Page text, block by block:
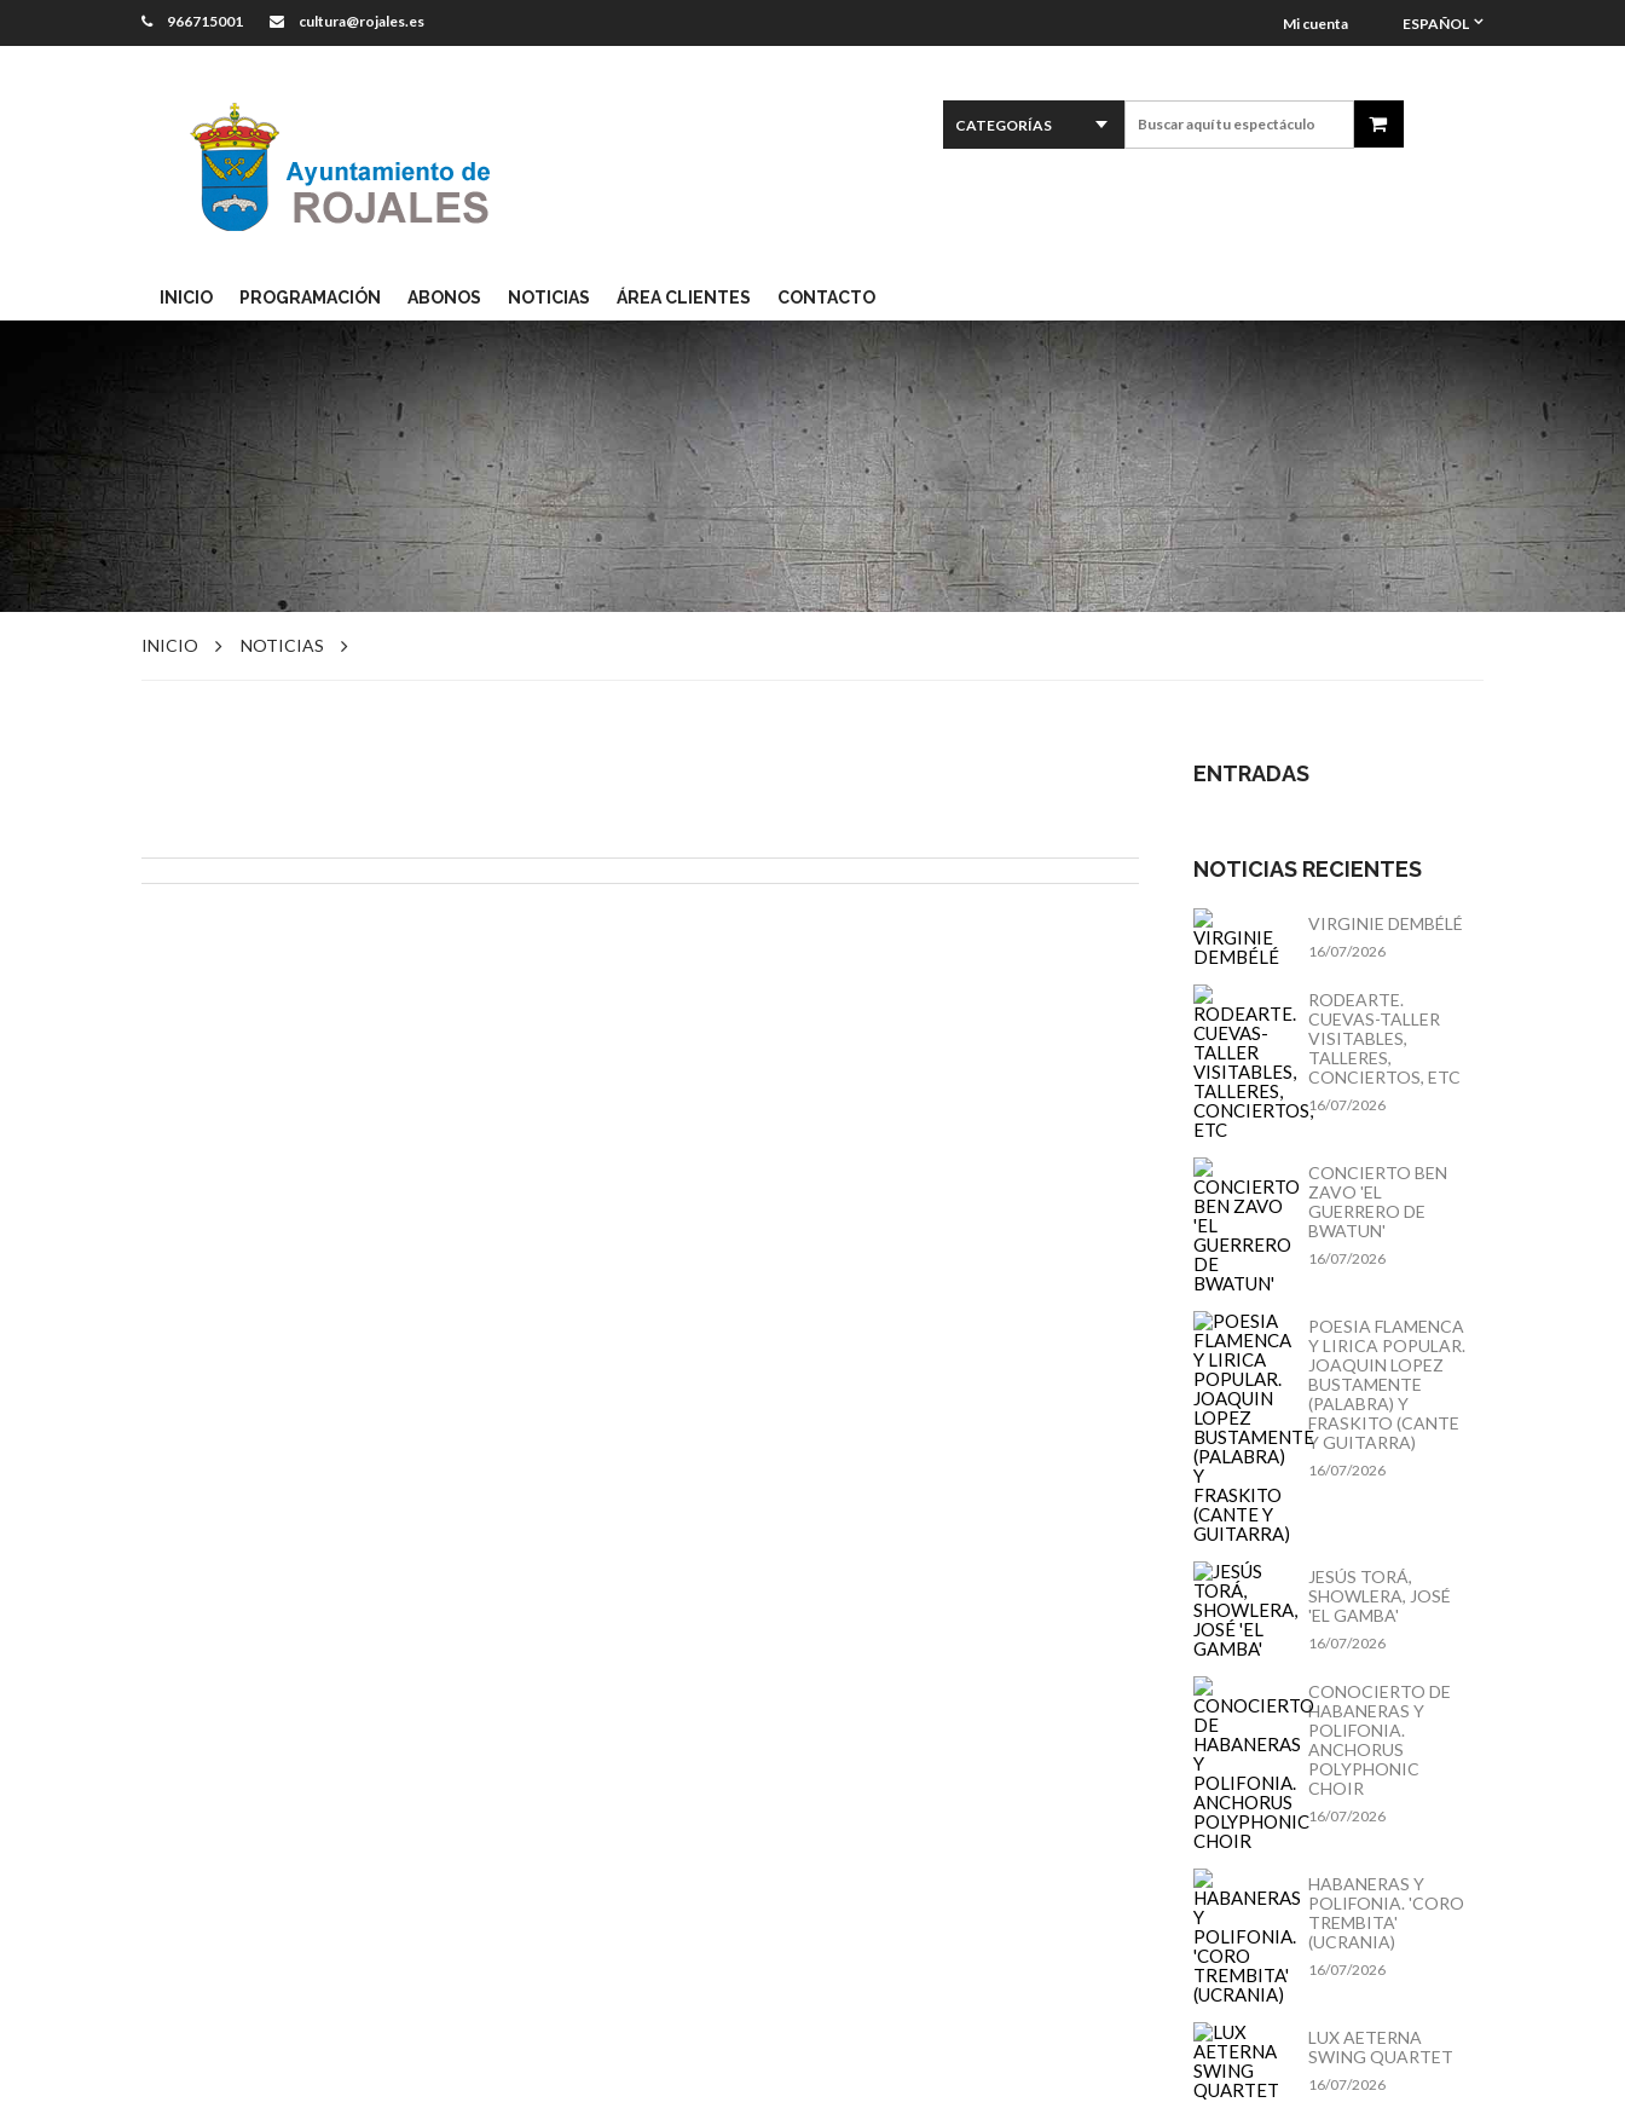
966715001 cultura@rojales.es Mi cuenta ESPAÑOL
INICIO PROGRAMACIÓN ABONOS NOTICIAS ÁREA CLIENTES CONTACTO
INICIO NOTICIAS
ENTRADAS
NOTICIAS RECIENTES
VIRGINIE DEMBÉLÉ
16/07/2026
RODEARTE.
CUEVAS-TALLER
VISITABLES,
TALLERES,
CONCIERTOS, ETC
16/07/2026
CONCIERTO BEN
ZAVO 'EL
GUERRERO DE
BWATUN'
16/07/2026
POESIA FLAMENCA
Y LIRICA POPULAR.
JOAQUIN LOPEZ
BUSTAMENTE
(PALABRA) Y
FRASKITO (CANTE
Y GUITARRA)
16/07/2026
JESÚS TORÁ,
SHOWLERA, JOSÉ
'EL GAMBA'
16/07/2026
CONOCIERTO DE
HABANERAS Y
POLIFONIA.
ANCHORUS
POLYPHONIC
CHOIR
16/07/2026
HABANERAS Y
POLIFONIA. 'CORO
TREMBITA'
(UCRANIA)
16/07/2026
LUX AETERNA
SWING QUARTET
16/07/2026